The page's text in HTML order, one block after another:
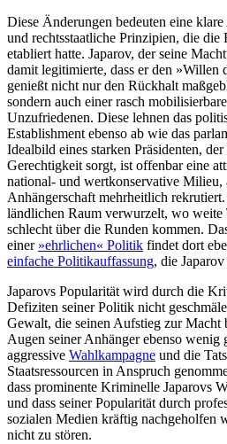
Diese Änderungen bedeuten eine
und rechtsstaat­liche Prinzipien, die
etabliert hatte. Japarov, der seine
damit legitimierte, dass er den »Willen
genießt nicht nur den Rück­halt
sondern auch einer rasch
Unzufriedenen. Diese lehnen das
Establishment ebenso ab wie das
Idealbild eines starken Präsiden­ten,
Gerechtigkeit sorgt, ist offenbar eine
national- und wertkonservative Milieu,
Anhängerschaft mehr­heitlich
ländlichen Raum verwurzelt, wo
schlecht über die Runden kommen.
einer »ehrlichen« Politik findet dort
einfache Politikauffassung, die
Japarovs Popularität wird durch die
Defiziten seiner Politik nicht
Gewalt, die seinen Aufstieg zur Macht
Augen seiner Anhänger ebenso wenig
aggressive Wahlkampagne und die
Staatsressourcen in Anspruch
dass prominente Kriminelle Japarovs
und dass sei­nerPopularität durch
sozialen Medien kräftig nach­geholfen
nicht zu stören.